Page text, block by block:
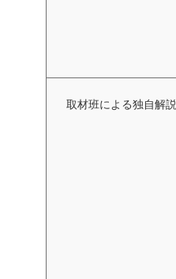
取材班による独自解説